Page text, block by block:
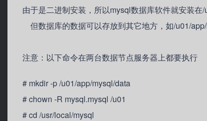
由于是二进制安装，所以mysql数据库软件就安装在/
但数据库的数据可以存放到其它地方，如/u01/
注意：以下命令在两台数据节点服务器上都要执行
# mkdir -p /u01/app/mysql/data
# chown -R mysql.mysql /u01
# cd /usr/local/mysql